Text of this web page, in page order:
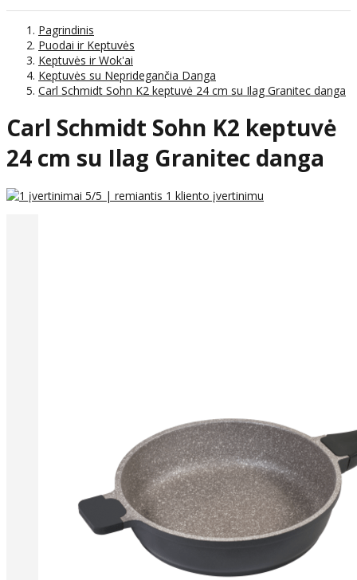
Pagrindinis
Puodai ir Keptuvės
Keptuvės ir Wok'ai
Keptuvės su Nepridegančia Danga
Carl Schmidt Sohn K2 keptuvė 24 cm su Ilag Granitec danga
Carl Schmidt Sohn K2 keptuvė
24 cm su Ilag Granitec danga
5/5 | remiantis 1 kliento įvertinimu